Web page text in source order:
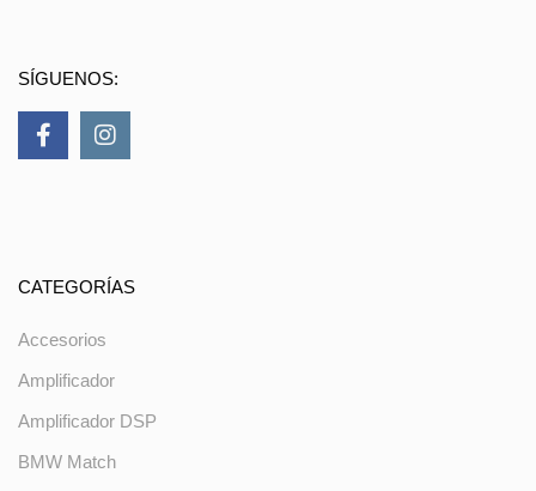
SÍGUENOS:
CATEGORÍAS
Accesorios
Amplificador
Amplificador DSP
BMW Match